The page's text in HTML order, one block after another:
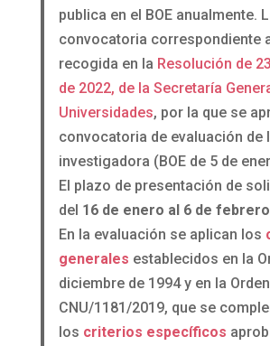
publica en el BOE anualmente.
convocatoria correspondiente
recogida en la Resolución de
de 2022, de la Secretaría
Universidades, por la que se
convocatoria de evaluación de
investigadora (BOE de 5 de
El plazo de presentación de
del 16 de enero al 6 de
En la evaluación se aplican los
generales establecidos en la
diciembre de 1994 y en la Orden
CNU/1181/2019, que se
los criterios específicos